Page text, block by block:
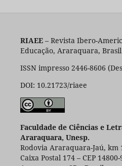
RIAEE– Revista Ibero-
Educação, Araraquara, Brasil
ISSN impresso 2446-8606
DOI: 10.21723/riaee
Faculdade de Ciências e
Araraquara, Unesp.
Rodovia Araraquara-Jaú, km
Caixa Postal 174 – CEP 14800-